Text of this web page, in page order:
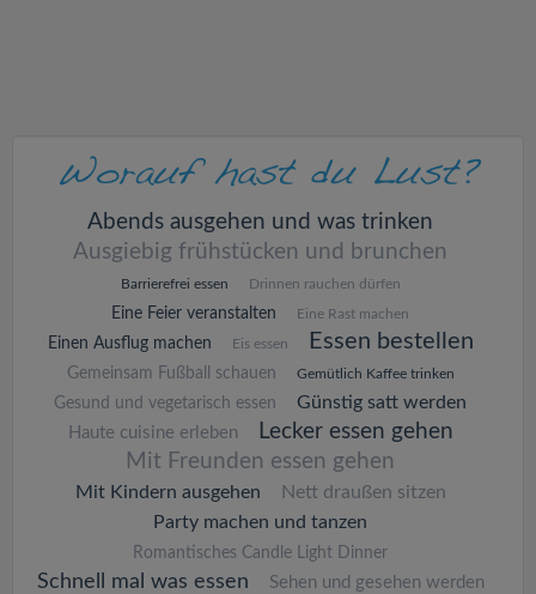
Abends ausgehen und was trinken
Ausgiebig frühstücken und brunchen
Barrierefrei essen Drinnen rauchen dürfen
Eine Feier veranstalten Eine Rast machen
Einen Ausflug machen Eis essen Essen bestellen
Gemeinsam Fußball schauen Gemütlich Kaffee trinken
Gesund und vegetarisch essen Günstig satt werden
Haute cuisine erleben
Lecker essen gehen
Mit Freunden essen gehen
Mit Kindern ausgehen
Nett draußen sitzen
Party machen und tanzen
Romantisches Candle Light Dinner
Schnell mal was essen Sehen und gesehen werden